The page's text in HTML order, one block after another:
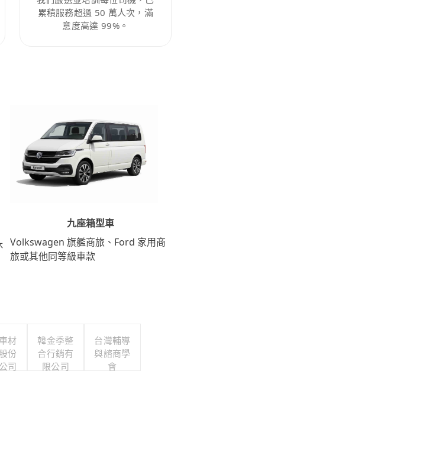
累積服務超過 50 萬人次，滿
意度高達 99%。
九座箱型車
Volkswagen 旗艦商旅、Ford 家用商
旅或其他同等級車款
材
份
司
韓金季整
合行銷有
限公司
台灣輔導
與諮商學
會